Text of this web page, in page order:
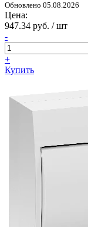
Обновлено 05.08.2026
Цена:
947.34 руб. / шт
-
+
Купить